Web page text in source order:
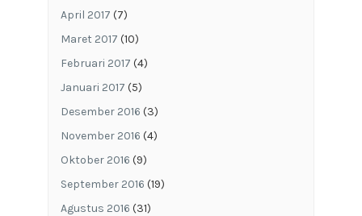
April 2017 (7)
Maret 2017 (10)
Februari 2017 (4)
Januari 2017 (5)
Desember 2016 (3)
November 2016 (4)
Oktober 2016 (9)
September 2016 (19)
Agustus 2016 (31)